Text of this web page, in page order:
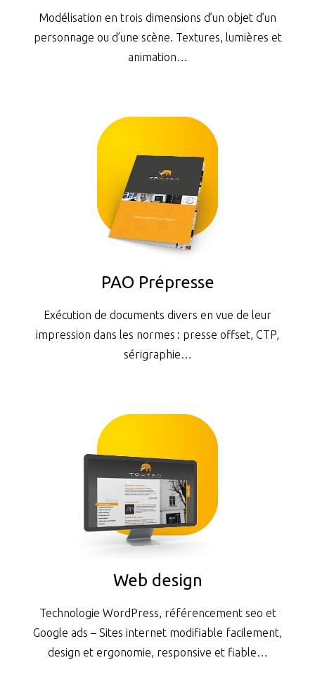
Modélisation en trois dimensions d’un objet d’un
personnage ou d’une scène. Textures, lumières et
animation…
PAO Prépresse
Exécution de documents divers en vue de leur
impression dans les normes : presse offset, CTP,
sérigraphie…
Web design
Technologie WordPress, référencement seo et
Google ads – Sites internet modifiable facilement,
design et ergonomie, responsive et fiable…